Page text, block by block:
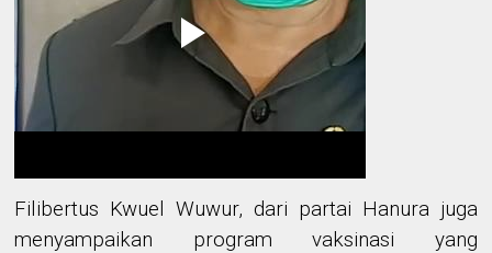
Filibertus Kwuel Wuwur, dari partai Hanurajuga
menyampaikan program vaksinasi yang